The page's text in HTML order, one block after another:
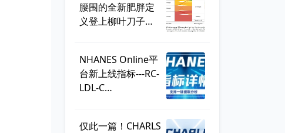
腰围的全新肥胖定
义登上柳叶刀子
总
NHANES Online平
台新上线指标---RC-
LDL-C
仅此一篇！CHARLS